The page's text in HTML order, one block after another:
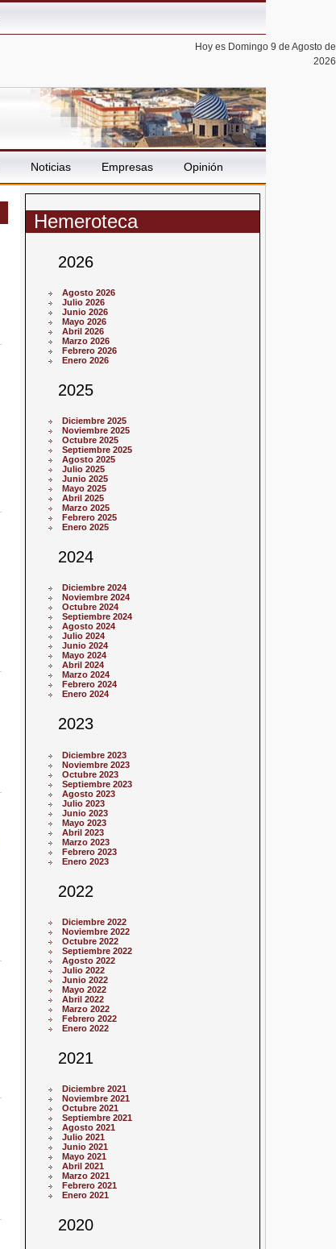
Hoy es Domingo 9 de Agosto de
2026
Noticias Empresas Opinión
Hemeroteca
2026
Agosto 2026
Julio 2026
Junio 2026
Mayo 2026
Abril 2026
Marzo 2026
Febrero 2026
Enero 2026
2025
Diciembre 2025
Noviembre 2025
Octubre 2025
Septiembre 2025
Agosto 2025
Julio 2025
Junio 2025
Mayo 2025
Abril 2025
Marzo 2025
Febrero 2025
Enero 2025
2024
Diciembre 2024
Noviembre 2024
Octubre 2024
Septiembre 2024
Agosto 2024
Julio 2024
Junio 2024
Mayo 2024
Abril 2024
Marzo 2024
Febrero 2024
Enero 2024
2023
Diciembre 2023
Noviembre 2023
Octubre 2023
Septiembre 2023
Agosto 2023
Julio 2023
Junio 2023
Mayo 2023
Abril 2023
Marzo 2023
Febrero 2023
Enero 2023
2022
Diciembre 2022
Noviembre 2022
Octubre 2022
Septiembre 2022
Agosto 2022
Julio 2022
Junio 2022
Mayo 2022
Abril 2022
Marzo 2022
Febrero 2022
Enero 2022
2021
Diciembre 2021
Noviembre 2021
Octubre 2021
Septiembre 2021
Agosto 2021
Julio 2021
Junio 2021
Mayo 2021
Abril 2021
Marzo 2021
Febrero 2021
Enero 2021
2020